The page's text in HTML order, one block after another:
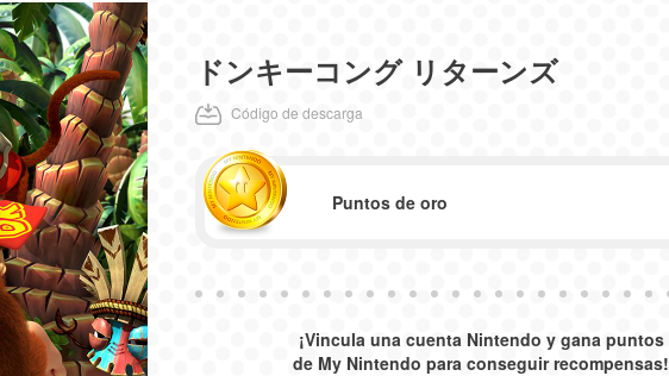
ドンキーコング リターンズ
Código de descarga
Puntos de oro
¡Vincula una cuenta Nintendo y gana puntos
de My Nintendo para conseguir recompensas!